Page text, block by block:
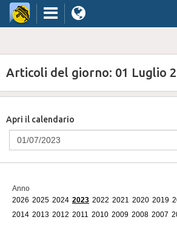
Articoli del giorno: 01 Luglio
Apri il calendario
Anno
2026 2025 2024 2023 2022 2021 2020 2019
2014 2013 2012 2011 2010 2009 2008 2007